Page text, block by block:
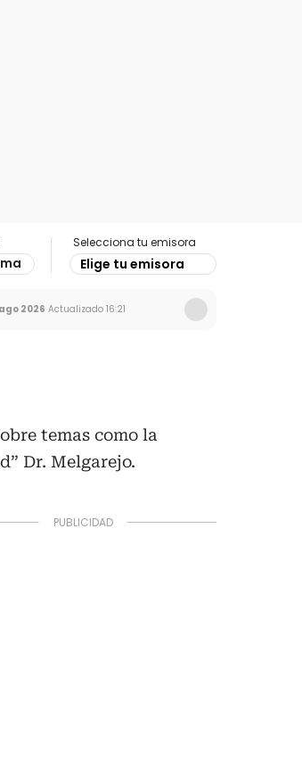
Selecciona tu emisora
Elige tu emisora
2026 Actualizado 16:21
temas como la
Dr. Melgarejo.